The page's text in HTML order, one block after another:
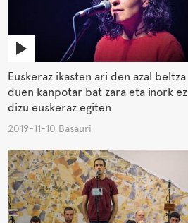
Euskeraz ikasten ari den azal beltza
duen kanpotar bat zara eta inork ez
dizu euskeraz egiten
2019-11-10 Basauri